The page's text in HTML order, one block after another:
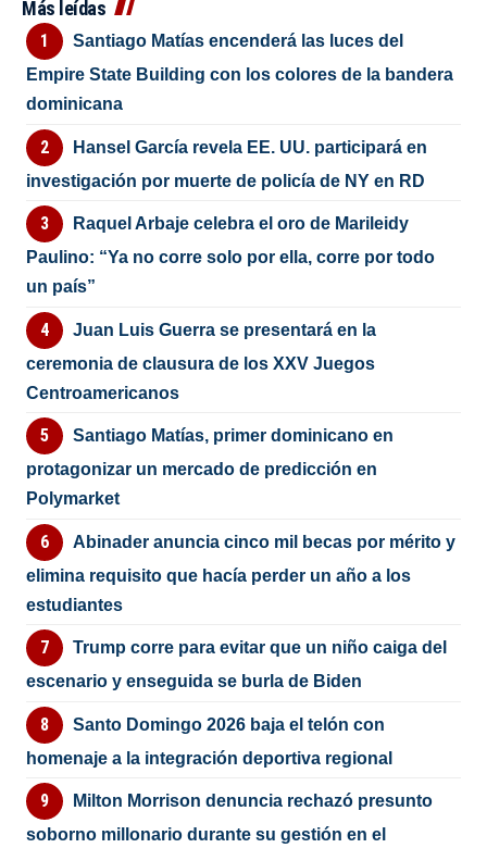
Más leídas
Santiago Matías encenderá las luces del
Empire State Building con los colores de la bandera
dominicana
Hansel García revela EE. UU. participará en
investigación por muerte de policía de NY en RD
Raquel Arbaje celebra el oro de Marileidy
Paulino: “Ya no corre solo por ella, corre por todo
un país”
Juan Luis Guerra se presentará en la
ceremonia de clausura de los XXV Juegos
Centroamericanos
Santiago Matías, primer dominicano en
protagonizar un mercado de predicción en
Polymarket
Abinader anuncia cinco mil becas por mérito y
elimina requisito que hacía perder un año a los
estudiantes
Trump corre para evitar que un niño caiga del
escenario y enseguida se burla de Biden
Santo Domingo 2026 baja el telón con
homenaje a la integración deportiva regional
Milton Morrison denuncia rechazó presunto
soborno millonario durante su gestión en el